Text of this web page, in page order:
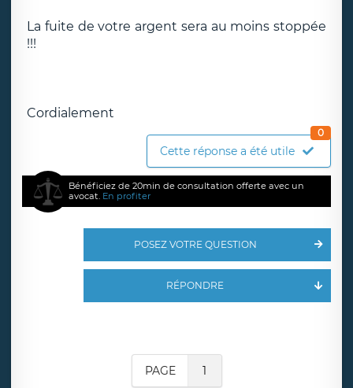
La fuite de votre argent sera au moins stoppée
!!!
Cordialement
Cette réponse a été utile
0
Bénéficiez de 20min de consultation offerte avec un
avocat. En profiter
POSEZ VOTRE QUESTION
RÉPONDRE
PAGE 1